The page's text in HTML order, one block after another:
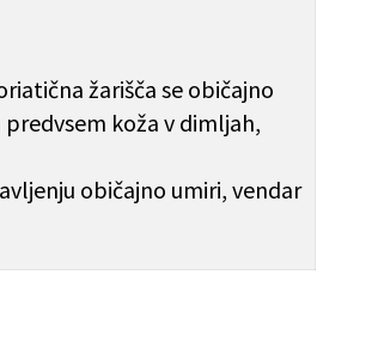
žarišča se običajno
koža v dimljah,
običajno umiri, vendar